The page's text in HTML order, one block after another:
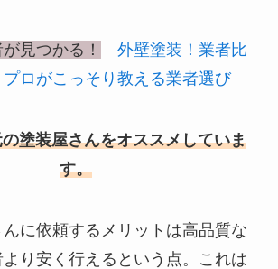
見つかる！
外壁塗装！業者比
ロがこっそり教える業者選び
塗装屋さんをオススメしていま
す。
に依頼するメリットは高品質な
り安く行えるという点。これは